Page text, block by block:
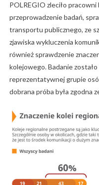
POLREGIO zleciło
przeprowadzenie badań,
transportu publicznego, ze
zjawiska wykluczenia
również sprawdzenie
kolejowego. Badanie
reprezentatywnej grupie
dobrana próba była zgodna